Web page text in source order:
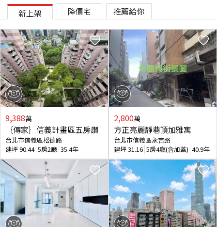
新上架 降價宅 推薦給你
9,388萬
｛傳家｝信義計畫區五房讚
台北市信義區松德路
建坪90.44 5房2廳 35.4年
2,800萬
方正亮麗靜巷頂加雅寓
台北市信義區永吉路
建坪31.16 5房4廳(含加蓋) 40.9年